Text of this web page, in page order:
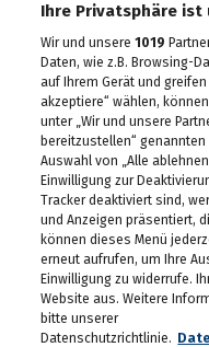
marschierte am 1.
01.05.2026
Das eleven feiert
10. Geburtstag
30.04.2026
Maibaum-
Gösser Bräu
29.04.2026
Schlagergarten
2026
27.04.2026
ESC Starter Cosmo
Ihre Privatsphäre ist
Wir und unsere1019
Daten, wie z.B. Browsing-
auf Ihrem Gerät und greifen
akzeptiere“ wählen,
unter „Wir und unsere
bereitzustellen“
Auswahl von „Alle
Einwilligung zur
Tracker deaktiviert sind,
und Anzeigen präsentiert,
können dieses Menü
erneut aufrufen, um Ihre
Einwilligung zu widerrufe.
Website aus. Weitere
bitte unserer
Datenschutzrichtlinie.